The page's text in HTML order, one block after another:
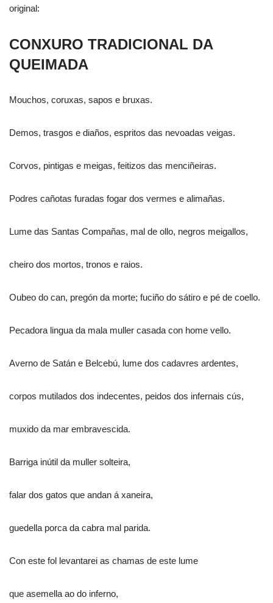
original:
CONXURO TRADICIONAL DA
QUEIMADA
Mouchos, coruxas, sapos e bruxas.
Demos, trasgos e diaños, espritos das nevoadas veigas.
Corvos, pintigas e meigas, feitizos das menciñeiras.
Podres cañotas furadas fogar dos vermes e alimañas.
Lume das Santas Compañas, mal de ollo, negros meigallos,
cheiro dos mortos, tronos e raios.
Oubeo do can, pregón da morte; fuciño do sátiro e pé de coello.
Pecadora lingua da mala muller casada con home vello.
Averno de Satán e Belcebú, lume dos cadavres ardentes,
corpos mutilados dos indecentes, peidos dos infernais cús,
muxido da mar embravescida.
Barriga inútil da muller solteira,
falar dos gatos que andan á xaneira,
guedella porca da cabra mal parida.
Con este fol levantarei as chamas de este lume
que asemella ao do inferno,